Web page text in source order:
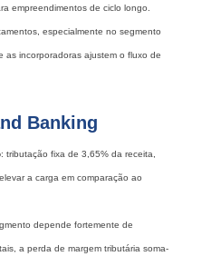
empreendimentos de ciclo longo.
especialmente no segmento
incorporadoras ajustem o fluxo de
Banking
: tributação fixa de 3,65% da receita,
a carga em comparação ao
depende fortemente de
a perda de margem tributária soma-